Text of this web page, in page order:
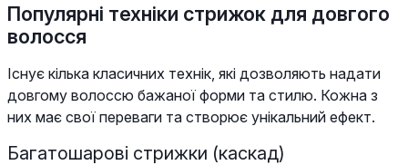
Популярні техніки стрижок для довгого
волосся
Існує кілька класичних технік, які дозволяють надати
довгому волоссю бажаної форми та стилю. Кожна з
них має свої переваги та створює унікальний ефект.
Багатошарові стрижки (каскад)